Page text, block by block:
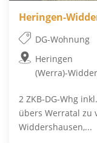
Heringen-
DG-Wohnung
Heringen
(Werra)-
2 ZKB-DG-Whg
übers Werratal zu
Widdershausen,...